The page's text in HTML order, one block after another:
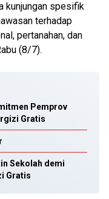
kunjungan spesifik
terhadap
pertanahan, dan
(8/7).
Pemprov
Gratis
Sekolah demi
Gratis